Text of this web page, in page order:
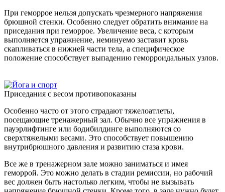
При геморрое нельзя допускать чрезмерного напряжения
брюшной стенки. Особенно следует обратить внимание на
приседания при геморрое. Увеличение веса, с которым
выполняется упражнение, неминуемо заставит кровь
скапливаться в нижней части тела, а специфическое
положение способствует выпадению геморроидальных узлов.
Приседания с весом противопоказаны
Особенно часто от этого страдают тяжелоатлеты,
посещающие тренажерный зал. Обычно все упражнения в
пауэрлифтинге или бодибилдинге выполняются со
сверхтяжелыми весами. Это способствует повышению
внутрибрюшного давления и развитию стаза крови.
Все же в тренажерном зале можно заниматься и имея
геморрой. Это можно делать в стадии ремиссии, но рабочий
вес должен быть настолько легким, чтобы не вызывать